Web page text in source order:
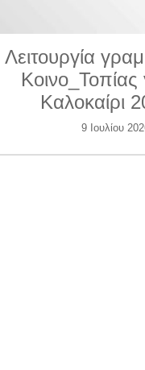
Λειτουργία
Κοινο_Τοπίας
Καλοκαίρι
9 Ιουλίου